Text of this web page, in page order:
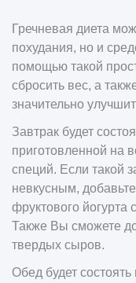
Гречневая диета
похудания, но и
помощью такой
сбросить вес, а
значительно
Завтрак будет
приготовленной на
специй. Если такой
невкусным,
фруктового
Также Вы сможете
твердых сыров.
Обед будет